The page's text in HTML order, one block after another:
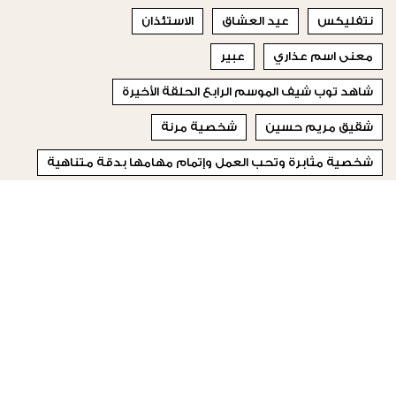
نتفليكس عيد العشاق الاستئذان
معنى اسم عذاري عبير
شاهد توب شيف الموسم الرابع الحلقة الأخيرة
شقيق مريم حسين شخصية مرنة
شخصية مثابرة وتحب العمل وإتمام مهامها بدقة متناهية